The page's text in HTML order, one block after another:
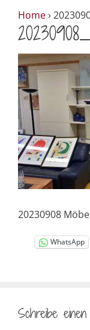
Home›
20230908
WhatsApp
Schreibe